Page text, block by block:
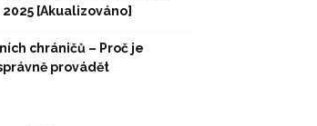
[Akualizováno]
chráničů – Proč je
provádět